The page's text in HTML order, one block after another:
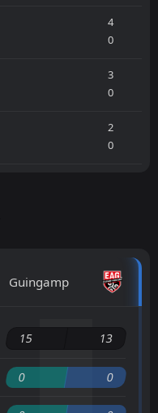
4
0
3
0
2
0
Guingamp
15 13
0 0